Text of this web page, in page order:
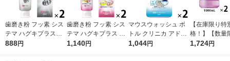
歯磨き粉 フッ素 シス
テマ ハグキプラスW
ホワイトニング ハミ
888円
歯磨き粉 フッ素 シス
テマ ハグキプラス ハ
ミガキ 組織修復成分
1,140円
マウスウォッシュ ボ
トル クリニカ アドバ
ンテージ デンタルリ
1,044円
【在庫限り特
格！】【数量
セット】リス
1,724円